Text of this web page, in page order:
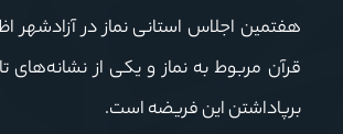
قرآن مربوط به نماز و یکی از نشانه‌های
برپاداشتن این فریضه است.